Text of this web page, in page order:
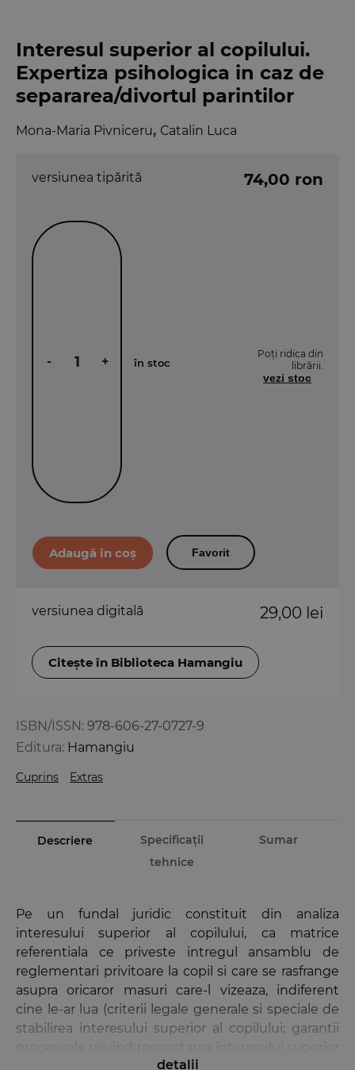
Interesul superior al copilului.
Expertiza psihologica in caz de
separarea/divortul parintilor
Mona-Maria Pivniceru, Catalin Luca
ISBN/ISSN: 978-606-27-0727-9
Editura: Hamangiu
Cuprins Extras
versiunea tipărită 74,00 ron
- + în stoc
Poți ridica din
librării.
vezi stoc
Favorit
versiunea digitală 29,00 lei
Citește în Biblioteca Hamangiu
Descriere
Specificații
tehnice
Sumar
Pe un fundal juridic constituit din analiza
interesului superior al copilului, ca matrice
referentiala ce priveste intregul ansamblu de
reglementari privitoare la copil si care se rasfrange
asupra oricaror masuri care-l vizeaza, indiferent
cine le-ar lua (criterii legale generale si speciale de
stabilirea interesului superior al copilului; garantii
al copilului; dificultatea privind stabilirea
detalii